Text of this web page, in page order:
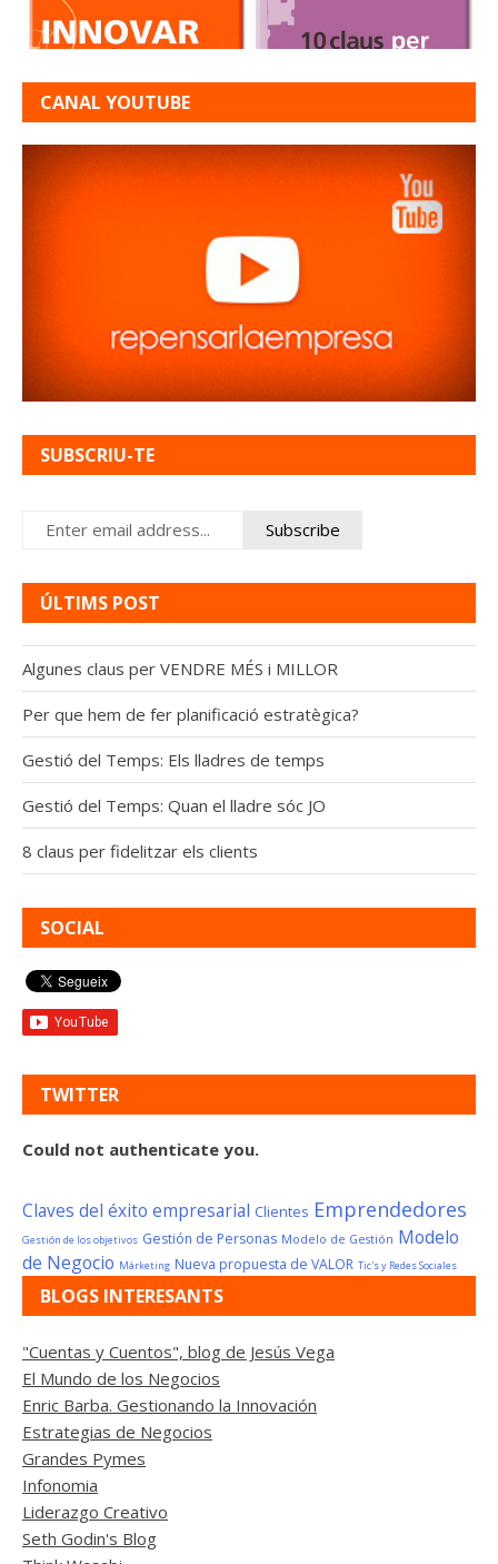
CANAL YOUTUBE
SUBSCRIU-TE
ÚLTIMS POST
Algunes claus per VENDRE MÉS i MILLOR
Per que hem de fer planificació estratègica?
Gestió del Temps: Els lladres de temps
Gestió del Temps: Quan el lladre sóc JO
8 claus per fidelitzar els clients
SOCIAL
TWITTER
Could not authenticate you.
Claves del éxito empresarial Clientes Emprendedores
Gestión de los objetivos Gestión de Personas Modelo de Gestión Modelo
de Negocio Márketing Nueva propuesta de VALOR Tic's y Redes Sociales
BLOGS INTERESANTS
"Cuentas y Cuentos", blog de Jesús Vega
El Mundo de los Negocios
Enric Barba. Gestionando la Innovación
Estrategias de Negocios
Grandes Pymes
Infonomia
Liderazgo Creativo
Seth Godin's Blog